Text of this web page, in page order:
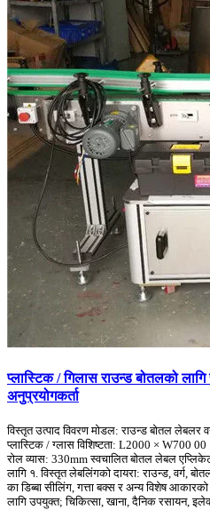
प्लास्टिक / गिलास राउन्ड बोतलको
अनुप्रयोगकर्ता
विस्तृत उत्पाद विवरण मोडल: राउन्ड बोतल लेबलर
प्लास्टिक / ग्लास विशिष्टता: L2000 × W700
रोल व्यास: 330mm स्वचालित बोतल लेबल
लागि १. विस्तृत लेबलिंगको दायरा: राउन्ड, वर्ग,
का डिब्बा सीलिंग, गत्ता बक्स र अन्य विशेष
लागि उपयुक्त; चिकित्सा, खाना, दैनिक रसायन,